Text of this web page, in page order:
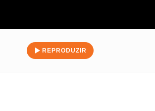
REPRODUZIR